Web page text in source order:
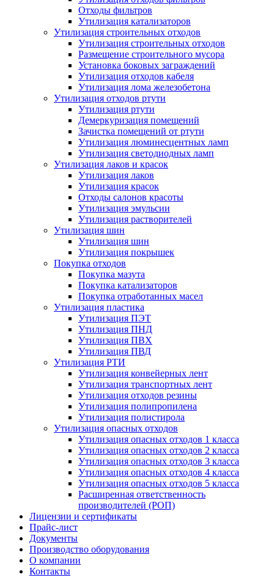
Отходы фильтров
Утилизация катализаторов
Утилизация строительных отходов
Утилизация строительных отходов
Размещение строительного мусора
Установка боковых заграждений
Утилизация отходов кабеля
Утилизация лома железобетона
Утилизация отходов ртути
Утилизация ртути
Демеркуризация помещений
Зачистка помещений от ртути
Утилизация люминесцентных ламп
Утилизация светодиодных ламп
Утилизация лаков и красок
Утилизация лаков
Утилизация красок
Отходы салонов красоты
Утилизация эмульсии
Утилизация растворителей
Утилизация шин
Утилизация шин
Утилизация покрышек
Покупка отходов
Покупка мазута
Покупка катализаторов
Покупка отработанных масел
Утилизация пластика
Утилизация ПЭТ
Утилизация ПНД
Утилизация ПВХ
Утилизация ПВД
Утилизация РТИ
Утилизация конвейерных лент
Утилизация транспортных лент
Утилизация отходов резины
Утилизация полипропилена
Утилизация полистирола
Утилизация опасных отходов
Утилизация опасных отходов 1 класса
Утилизация опасных отходов 2 класса
Утилизация опасных отходов 3 класса
Утилизация опасных отходов 4 класса
Утилизация опасных отходов 5 класса
Расширенная ответственность
производителей (РОП)
Лицензии и сертификаты
Прайс-лист
Документы
Производство оборудования
О компании
Контакты